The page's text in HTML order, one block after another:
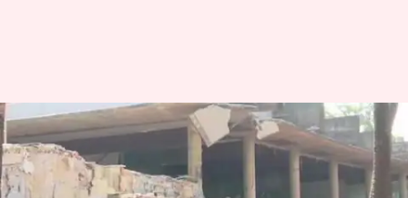
डायनामाइट की मदद से गिराया गया
भगोड़े नीरव मोदी का 100 करोड़ का
बंगला